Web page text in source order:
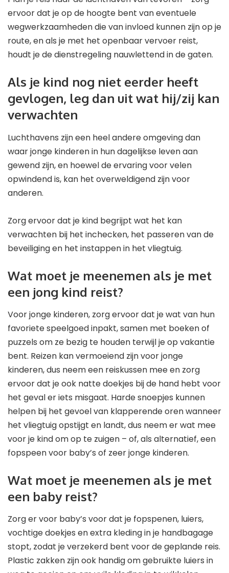
ervoor dat je op de hoogte bent van eventuele
wegwerkzaamheden die van invloed kunnen zijn op je
route, en als je met het openbaar vervoer reist,
houdt je de dienstregeling nauwlettend in de gaten.
Als je kind nog niet eerder heeft
gevlogen, leg dan uit wat hij/zij kan
verwachten
Luchthavens zijn een heel andere omgeving dan
waar jonge kinderen in hun dagelijkse leven aan
gewend zijn, en hoewel de ervaring voor velen
opwindend is, kan het overweldigend zijn voor
anderen.
Zorg ervoor dat je kind begrijpt wat het kan
verwachten bij het inchecken, het passeren van de
beveiliging en het instappen in het vliegtuig.
Wat moet je meenemen als je met
een jong kind reist?
Voor jonge kinderen, zorg ervoor dat je wat van hun
favoriete speelgoed inpakt, samen met boeken of
puzzels om ze bezig te houden terwijl je op vakantie
bent. Reizen kan vermoeiend zijn voor jonge
kinderen, dus neem een reiskussen mee en zorg
ervoor dat je ook natte doekjes bij de hand hebt voor
het geval er iets misgaat. Harde snoepjes kunnen
helpen bij het gevoel van klapperende oren wanneer
het vliegtuig opstijgt en landt, dus neem er wat mee
voor je kind om op te zuigen – of, als alternatief, een
fopspeen voor baby’s of zeer jonge kinderen.
Wat moet je meenemen als je met
een baby reist?
Zorg er voor baby’s voor dat je fopspenen, luiers,
vochtige doekjes en extra kleding in je handbagage
stopt, zodat je verzekerd bent voor de geplande reis.
Plastic zakken zijn ook handig om gebruikte luiers in